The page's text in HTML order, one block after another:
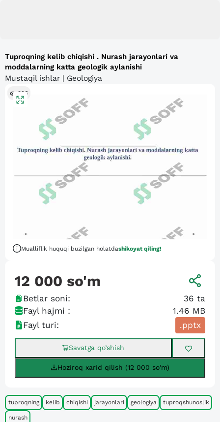
Tuproqning kelib chiqishi . Nurash jarayonlari va
moddalarning katta geologik aylanishi
Mustaqil ishlar | Geologiya
326
Mualliflik huquqi buzilgan holatdashikoyat qiling!
12 000 so'm
Betlar soni: 36 ta
Fayl hajmi :
1.46 MB
Fayl turi:
.pptx
Savatga qo’shish
Hoziroq xarid qilish (12 000 so'm)
tuproqning kelib chiqishi jarayonlari geologiya tuproqshunoslik
nurash